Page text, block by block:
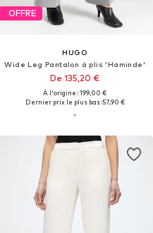
OFFRE
HUGO
Wide Leg Pantalon à plis 'Haminde'
De 135,20 €
À l'origine : 199,00 €
Dernier prix le plus bas :57,90 €